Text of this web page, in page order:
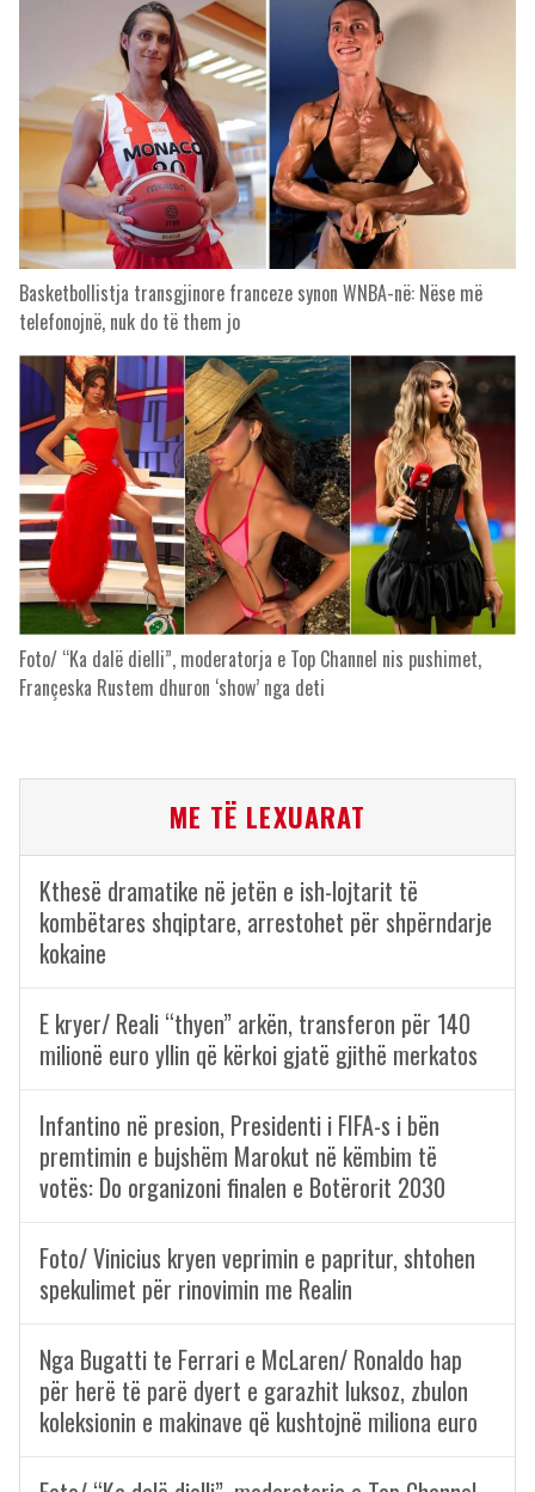
Basketbollistja transgjinore franceze synon WNBA-në: Nëse më
telefonojnë, nuk do të them jo
Foto/ “Ka dalë dielli”, moderatorja e Top Channel nis pushimet,
Françeska Rustem dhuron ‘show’ nga deti
ME TË LEXUARAT
Kthesë dramatike në jetën e ish-lojtarit të
kombëtares shqiptare, arrestohet për shpërndarje
kokaine
E kryer/ Reali “thyen” arkën, transferon për 140
milionë euro yllin që kërkoi gjatë gjithë merkatos
Infantino në presion, Presidenti i FIFA-s i bën
premtimin e bujshëm Marokut në këmbim të
votës: Do organizoni finalen e Botërorit 2030
Foto/ Vinicius kryen veprimin e papritur, shtohen
spekulimet për rinovimin me Realin
Nga Bugatti te Ferrari e McLaren/ Ronaldo hap
për herë të parë dyert e garazhit luksoz, zbulon
koleksionin e makinave që kushtojnë miliona euro